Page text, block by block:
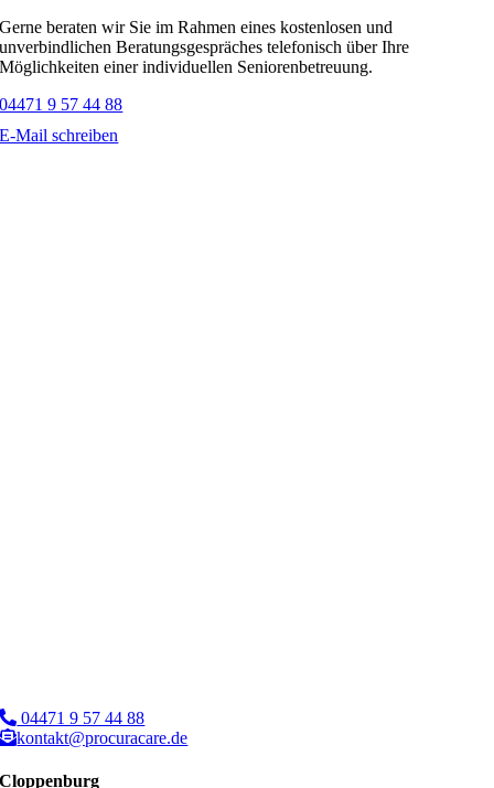
Gerne beraten wir Sie im Rahmen eines kostenlosen und
unverbindlichen Beratungsgespräches telefonisch über Ihre
Möglichkeiten einer individuellen Seniorenbetreuung.
04471 9 57 44 88
E-Mail schreiben
04471 9 57 44 88
kontakt@procuracare.de
Cloppenburg